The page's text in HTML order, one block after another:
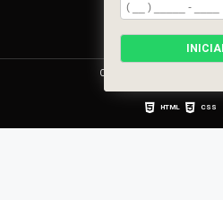
Copyright © Movement. (Lei
HTML CSS